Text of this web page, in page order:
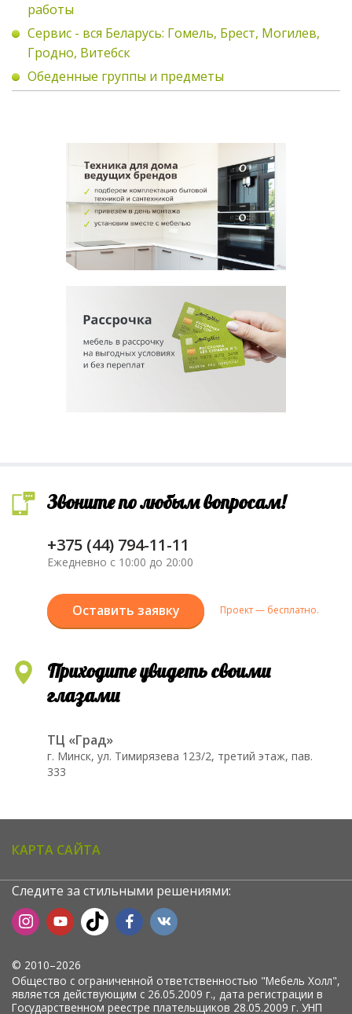
работы
Сервис - вся Беларусь: Гомель, Брест, Могилев,
Гродно, Витебск
Обеденные группы и предметы
Звоните по любым вопросам!
+375 (44) 794-11-11
Ежедневно с 10:00 до 20:00
Оставить заявку Проект — бесплатно.
Приходите увидеть своими
глазами
ТЦ «Град»
г. Минск, ул. Тимирязева 123/2, третий этаж, пав.
333
КАРТА САЙТА
Следите за стильными решениями:
© 2010–2026
Общество с ограниченной ответственностью "Мебель Холл",
является действующим с 26.05.2009 г., дата регистрации в
Государственном реестре плательщиков 28.05.2009 г. УНП